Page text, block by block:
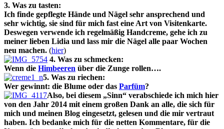
3. Was zu tasten:
Ich finde gepflegte Hände und Nägel sehr ansprechend und
sehr wichtig, sie sind für mich fast eine Art von Visitenkarte.
Deswegen verwende ich regelmäßig Handcreme, gehe ich zu
meiner lieben Lidia und lass mir die Nägel alle paar Wochen
neu machen. (hier)
4. Was zu schmecken:
Wenn die Himbeeren über die Zunge rollen….
5. Was zu riechen:
Wer gewinnt: die Blume oder das Parfüm?
Also, bei diesem „Sinn“ verabschiede ich mich hier
von den Jahr 2014 mit einem großen Dank an alle, die sich für
mich und meinen Blog eingesetzt, gelesen und die mir vertraut
haben. Ich bedanke mich für die netten Kommentare, für die